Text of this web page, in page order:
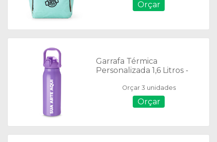
Orçar
Garrafa Térmica
Personalizada 1,6 Litros -
Orçar 3 unidades
Orçar